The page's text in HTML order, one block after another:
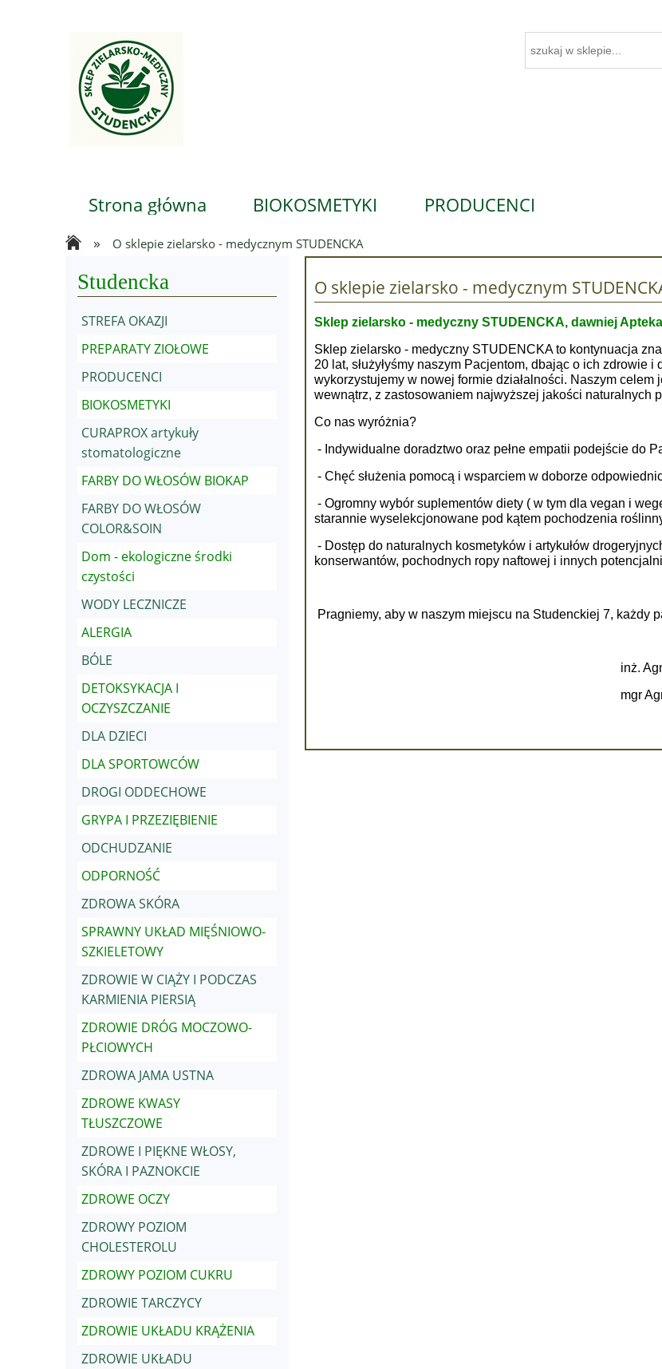
Strona główna BIOKOSMETYKI PRODUCENCI
» O sklepie zielarsko - medycznym STUDENCKA
Studencka
STREFA OKAZJI
PREPARATY ZIOŁOWE
PRODUCENCI
BIOKOSMETYKI
CURAPROX artykuły
stomatologiczne
FARBY DO WŁOSÓW BIOKAP
FARBY DO WŁOSÓW
COLOR&SOIN
Dom - ekologiczne środki
czystości
WODY LECZNICZE
ALERGIA
BÓLE
DETOKSYKACJA I
OCZYSZCZANIE
DLA DZIECI
DLA SPORTOWCÓW
DROGI ODDECHOWE
GRYPA I PRZEZIĘBIENIE
ODCHUDZANIE
ODPORNOŚĆ
ZDROWA SKÓRA
SPRAWNY UKŁAD MIĘŚNIOWO-
SZKIELETOWY
ZDROWIE W CIĄŻY I PODCZAS
KARMIENIA PIERSIĄ
ZDROWIE DRÓG MOCZOWO-
PŁCIOWYCH
ZDROWA JAMA USTNA
ZDROWE KWASY
TŁUSZCZOWE
ZDROWE I PIĘKNE WŁOSY,
SKÓRA I PAZNOKCIE
ZDROWE OCZY
ZDROWY POZIOM
CHOLESTEROLU
ZDROWY POZIOM CUKRU
ZDROWIE TARCZYCY
ZDROWIE UKŁADU KRĄŻENIA
ZDROWIE UKŁADU
O sklepie zielarsko - medycznym
Sklep zielarsko - medyczny STUDENCKA, dawniej
Sklep zielarsko - medyczny STUDENCKA to kontynuacja
20 lat, służyłyśmy naszym Pacjentom, dbając o ich
wykorzystujemy w nowej formie działalności. Naszym
wewnątrz, z zastosowaniem najwyższej jakości naturalnych
Co nas wyróżnia?
- Indywidualne doradztwo oraz pełne empatii podejście do
- Chęć służenia pomocą i wsparciem w doborze
- Ogromny wybór suplementów diety ( w tym dla vegan i
starannie wyselekcjonowane pod kątem pochodzenia
- Dostęp do naturalnych kosmetyków i artykułów
konserwantów, pochodnych ropy naftowej i innych
Pragniemy, aby w naszym miejscu na Studenckiej 7, każdy
inż. Agnieszka
mgr Agnieszka